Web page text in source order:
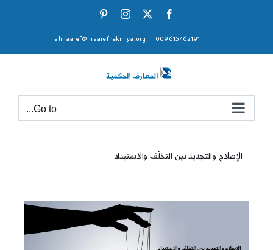
Facebook
X
Instagram
009615462191
almaaref@maarefhekmiya.org
Go to...
الإصلاح والتجديد بين التخلّف والاستبداد